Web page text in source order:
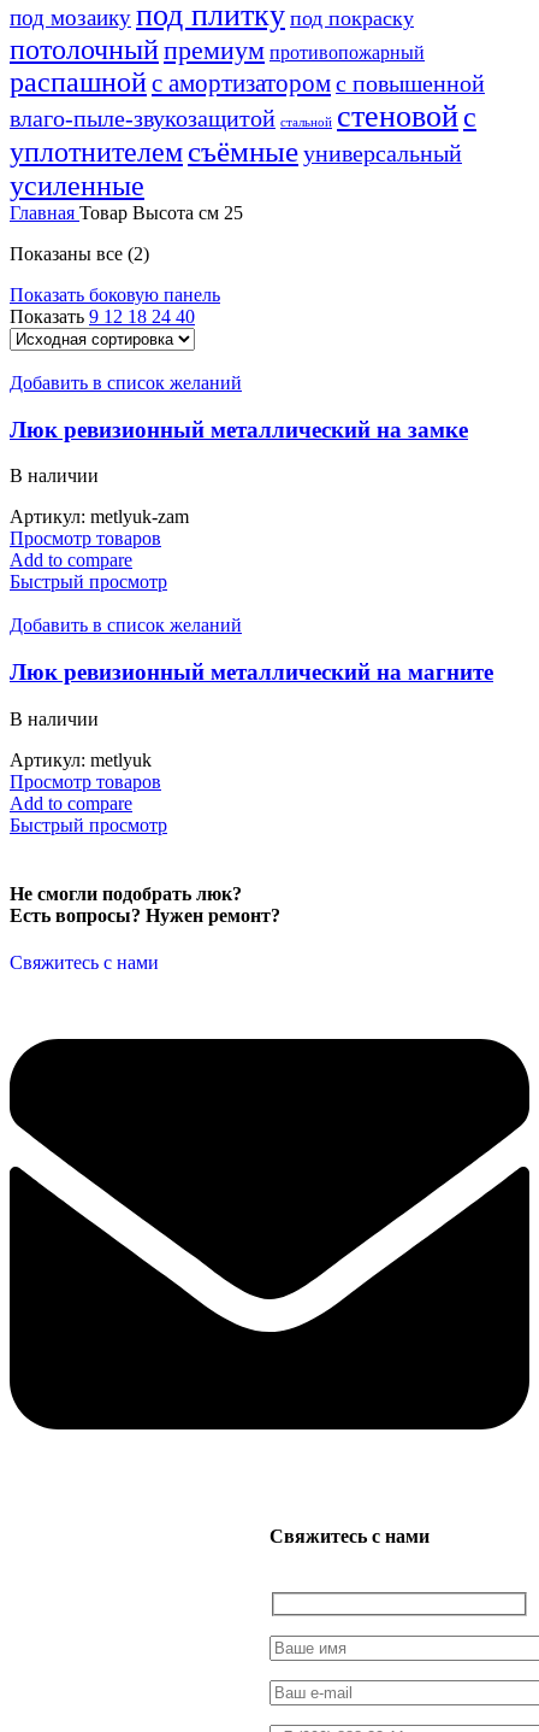
под мозаикупод плитку под покраску
потолочныйпремиум противопожарный
распашнойс амортизаторомс повышенной
влаго-пыле-звукозащитой стальной стеновойс
уплотнителемсъёмныеуниверсальный
усиленные
Главная Товар Высота см 25
Показаны все (2)
Показать боковую панель
Показать 9 12 18 24 40
Добавить в список желаний
Люк ревизионный металлический на замке
В наличии
Артикул: metlyuk-zam
Просмотр товаров
Add to compare
Быстрый просмотр
Добавить в список желаний
Люк ревизионный металлический на магните
В наличии
Артикул: metlyuk
Просмотр товаров
Add to compare
Быстрый просмотр
Не смогли подобрать люк?
Есть вопросы? Нужен ремонт?
Свяжитесь с нами
Свяжитесь с нами